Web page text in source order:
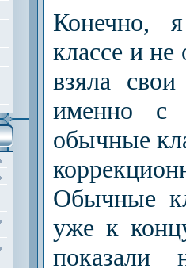
Конечно,
классе и не
взяла
именно с
обычные
Обычные
уже к
показали